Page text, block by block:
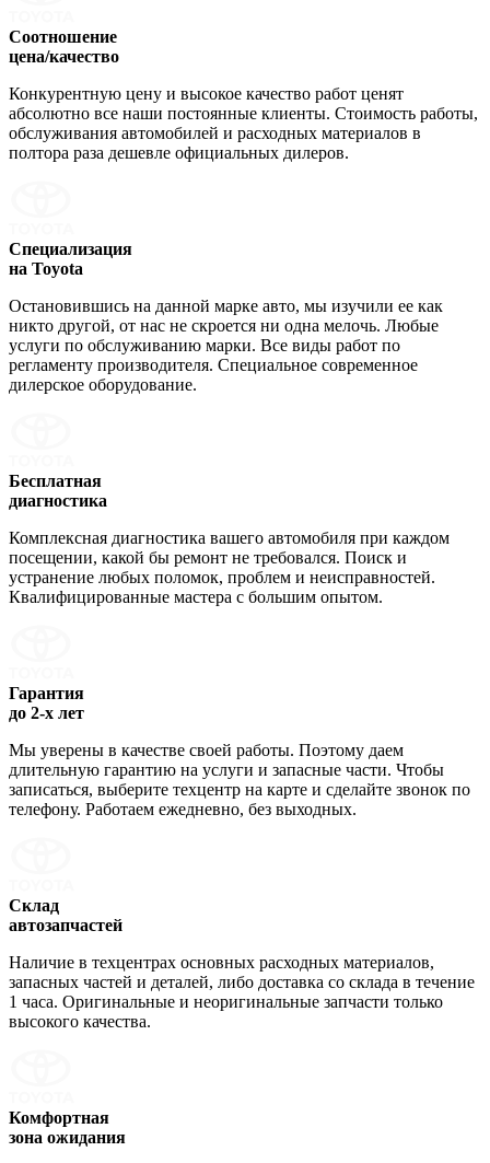
Соотношение
цена/качество
Конкурентную цену и высокое качество работ ценят
абсолютно все наши постоянные клиенты. Стоимость работы,
обслуживания автомобилей и расходных материалов в
полтора раза дешевле официальных дилеров.
Специализация
на Toyota
Остановившись на данной марке авто, мы изучили ее как
никто другой, от нас не скроется ни одна мелочь. Любые
услуги по обслуживанию марки. Все виды работ по
регламенту производителя. Специальное современное
дилерское оборудование.
Бесплатная
диагностика
Комплексная диагностика вашего автомобиля при каждом
посещении, какой бы ремонт не требовался. Поиск и
устранение любых поломок, проблем и неисправностей.
Квалифицированные мастера с большим опытом.
Гарантия
до 2-х лет
Мы уверены в качестве своей работы. Поэтому даем
длительную гарантию на услуги и запасные части. Чтобы
записаться, выберите техцентр на карте и сделайте звонок по
телефону. Работаем ежедневно, без выходных.
Склад
автозапчастей
Наличие в техцентрах основных расходных материалов,
запасных частей и деталей, либо доставка со склада в течение
1 часа. Оригинальные и неоригинальные запчасти только
высокого качества.
Комфортная
зона ожидания